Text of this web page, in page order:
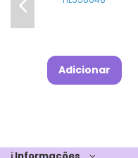
Adicionar